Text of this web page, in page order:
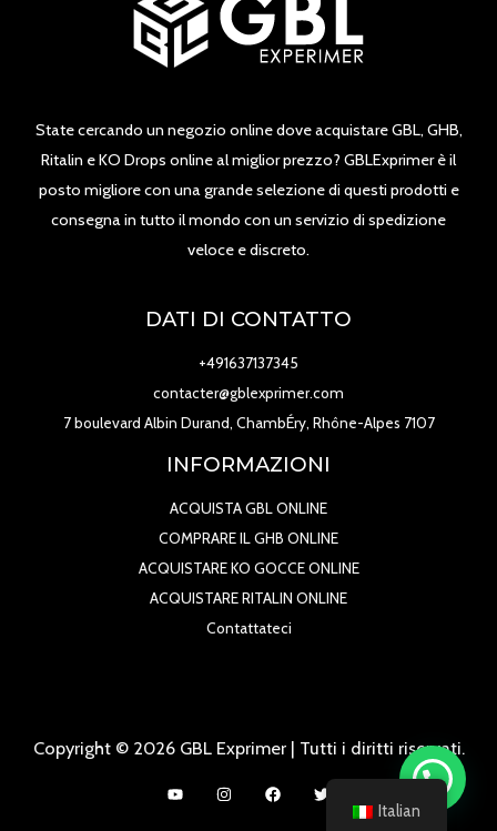
State cercando un negozio online dove acquistare GBL, GHB,
Ritalin e KO Drops online al miglior prezzo? GBLExprimer è il
posto migliore con una grande selezione di questi prodotti e
consegna in tutto il mondo con un servizio di spedizione
veloce e discreto.
DATI DI CONTATTO
+491637137345
contacter@gblexprimer.com
7 boulevard Albin Durand, ChambÉry, Rhône-Alpes 7107
INFORMAZIONI
ACQUISTA GBL ONLINE
COMPRARE IL GHB ONLINE
ACQUISTARE KO GOCCE ONLINE
ACQUISTARE RITALIN ONLINE
Contattateci
Copyright © 2026 GBL Exprimer | Tutti i diritti riservati.
Italian